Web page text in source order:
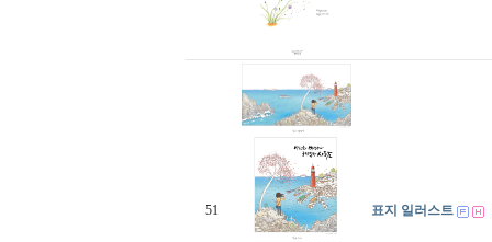
51 표지 일러스트